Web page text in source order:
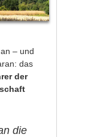
– und
das
der
die